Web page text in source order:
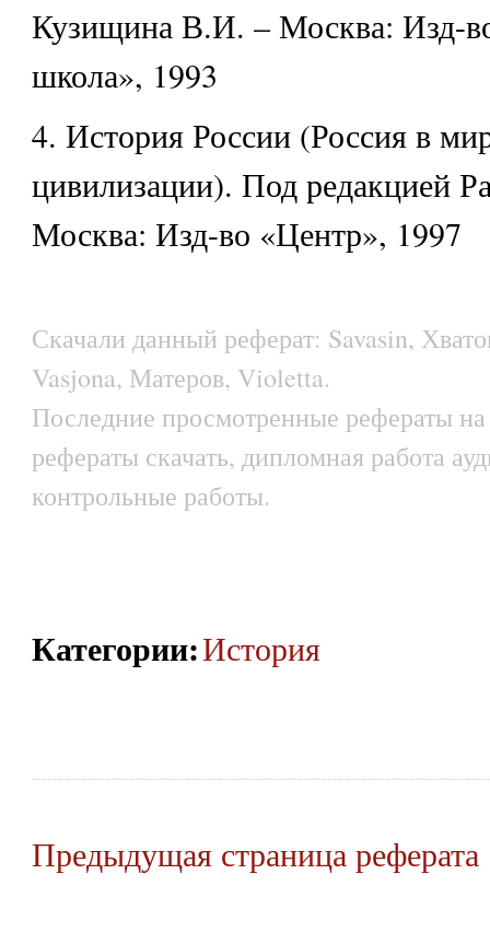
Кузищина В.И. – Москва: Изд-
школа», 1993
4. История России (Россия в
цивилизации). Под редакцией
Москва: Изд-во «Центр», 1997
Скачали данный реферат: Savasin,
Vasjona, Матеров, Violetta.
Последние просмотренные рефераты
рефераты скачать, дипломная работа
контрольные работы.
Категории:История
Предыдущая страница реферата